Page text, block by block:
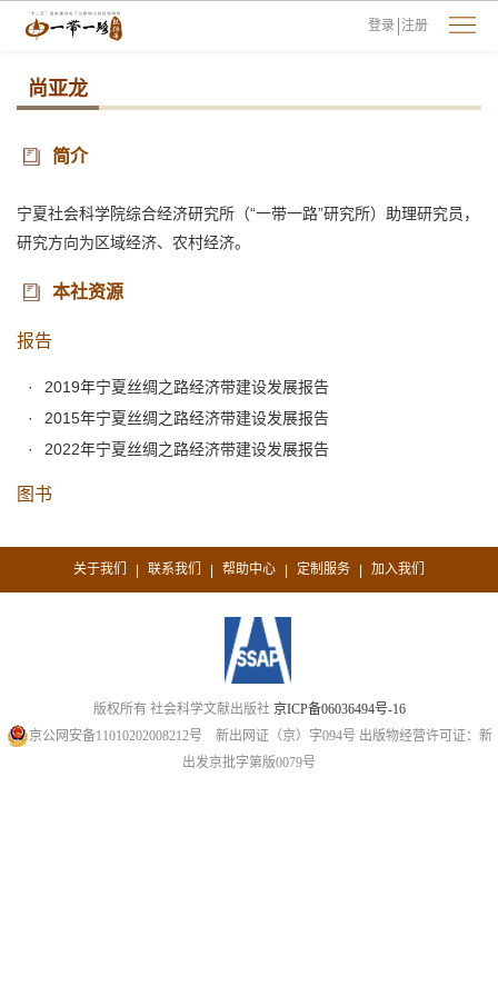
登录 注册
尚亚龙
简介
宁夏社会科学院综合经济研究所（“一带一路”研究所）助理研究员，
研究方向为区域经济、农村经济。
本社资源
报告
2019年宁夏丝绸之路经济带建设发展报告
2015年宁夏丝绸之路经济带建设发展报告
2022年宁夏丝绸之路经济带建设发展报告
图书
关于我们 | 联系我们 | 帮助中心 | 定制服务 | 加入我们
版权所有 社会科学文献出版社 京ICP备06036494号-16
京公网安备11010202008212号 新出网证（京）字094号 出版物经营许可证：新
出发京批字第版0079号